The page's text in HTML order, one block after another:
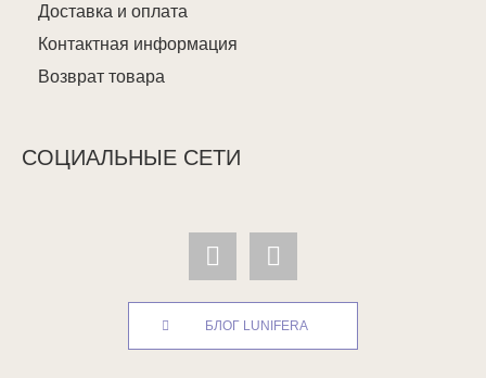
Доставка и оплата
Контактная информация
Возврат товара
СОЦИАЛЬНЫЕ СЕТИ
БЛОГ LUNIFERA